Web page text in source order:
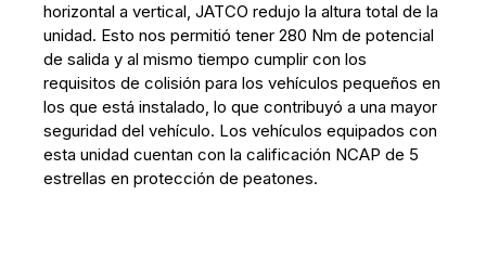
horizontal a vertical, JATCO redujo la altura total de la
unidad. Esto nos permitió tener 280 Nm de potencial
de salida y al mismo tiempo cumplir con los
requisitos de colisión para los vehículos pequeños en
los que está instalado, lo que contribuyó a una mayor
seguridad del vehículo. Los vehículos equipados con
esta unidad cuentan con la calificación NCAP de 5
estrellas en protección de peatones.